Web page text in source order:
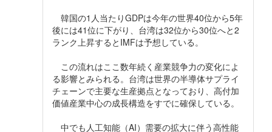
韓国の1人当たりGDPは今年の世界40位から5年
後には41位に下がり、台湾は32位から30位へと2
ランク上昇するとIMFは予想している。
この流れはここ数年続く産業競争力の変化によ
る影響とみられる。台湾は世界の半導体サプライ
チェーンで主要な生産拠点となっており、高付加
価値産業中心の成長構造をすでに確保している。
中でも人工知能（AI）需要の拡大に伴う高性能